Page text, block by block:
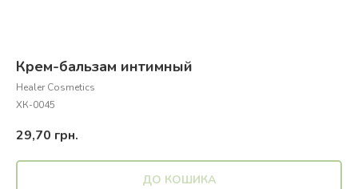
Крем-бальзам интимный
Healer Cosmetics
ХК-0045
29,70 грн.
ДО КОШИКА